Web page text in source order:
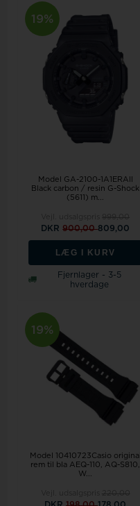
19%
Model GA-2100-1A1ERAll
Black carbon / resin G-Shock
(5611) m...
DKR900,00809,00
LÆG I KURV
Fjernlager - 3-5
hverdage
19%
Model 10410723Casio original
rem til bla AEQ-110, AQ-S810,
W...